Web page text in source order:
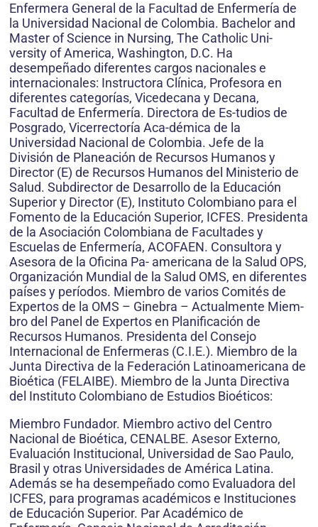
Enfermera General de la Facultad de Enfermería de
la Universidad Nacional de Colombia. Bachelor and
Master of Science in Nursing, The Catholic Uni-
versity of America, Washington, D.C. Ha
desempeñado diferentes cargos nacionales e
internacionales: Instructora Clínica, Profesora en
diferentes categorías, Vicedecana y Decana,
Facultad de Enfermería. Directora de Es-tudios de
Posgrado, Vicerrectoría Aca-démica de la
Universidad Nacional de Colombia. Jefe de la
División de Planeación de Recursos Humanos y
Director (E) de Recursos Humanos del Ministerio de
Salud. Subdirector de Desarrollo de la Educación
Superior y Director (E), Instituto Colombiano para el
Fomento de la Educación Superior, ICFES. Presidenta
de la Asociación Colombiana de Facultades y
Escuelas de Enfermería, ACOFAEN. Consultora y
Asesora de la Oficina Pa- americana de la Salud OPS,
Organización Mundial de la Salud OMS, en diferentes
países y períodos. Miembro de varios Comités de
Expertos de la OMS – Ginebra – Actualmente Miem-
bro del Panel de Expertos en Planificación de
Recursos Humanos. Presidenta del Consejo
Internacional de Enfermeras (C.I.E.). Miembro de la
Junta Directiva de la Federación Latinoamericana de
Bioética (FELAIBE). Miembro de la Junta Directiva
del Instituto Colombiano de Estudios Bioéticos:
Miembro Fundador. Miembro activo del Centro
Nacional de Bioética, CENALBE. Asesor Externo,
Evaluación Institucional, Universidad de Sao Paulo,
Brasil y otras Universidades de América Latina.
Además se ha desempeñado como Evaluadora del
ICFES, para programas académicos e Instituciones
de Educación Superior. Par Académico de